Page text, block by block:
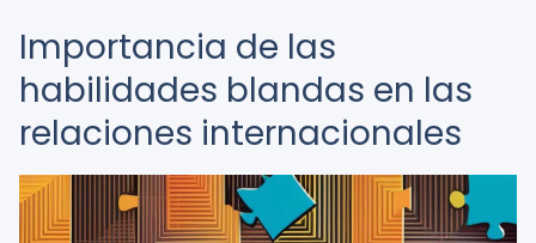
Importancia de las
habilidades blandas en las
relaciones internacionales